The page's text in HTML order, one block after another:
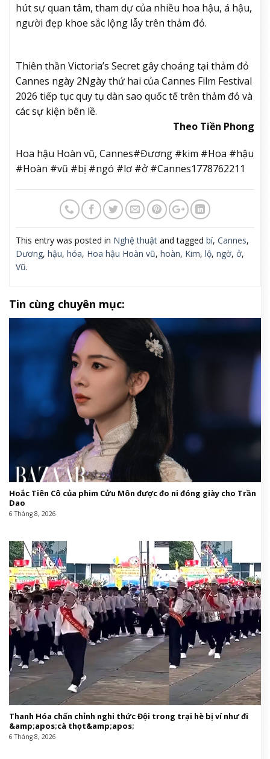
hút sự quan tâm, tham dự của nhiều hoa hậu, á hậu,
người đẹp khoe sắc lộng lẫy trên thảm đỏ.
Thiên thần Victoria’s Secret gây choáng tại thảm đỏ
Cannes ngày 2Ngày thứ hai của Cannes Film Festival
2026 tiếp tục quy tụ dàn sao quốc tế trên thảm đỏ và
các sự kiện bên lề.
Theo Tiền Phong
Hoa hậu Hoàn vũ, Cannes#Đương #kim #Hoa #hậu
#Hoàn #vũ #bị #ngó #lơ #ở #Cannes1778762211
This entry was posted in Nghệ thuật and tagged bí, Cannes,
Dương, hậu, hóa, Hoa hậu Hoàn vũ, hoàn, Kim, lộ, ngờ, ở,
Vũ.
Tin cùng chuyên mục:
Hoắc Tiên Cô của phim Cửu Môn được đo ni đóng giày cho Trần
Dao
6 Tháng 8, 2026
Thanh Hóa chấn chỉnh nghi thức Đội trong trại hè bị ví như đi
&amp;apos;cà thọt&amp;apos;
6 Tháng 8, 2026